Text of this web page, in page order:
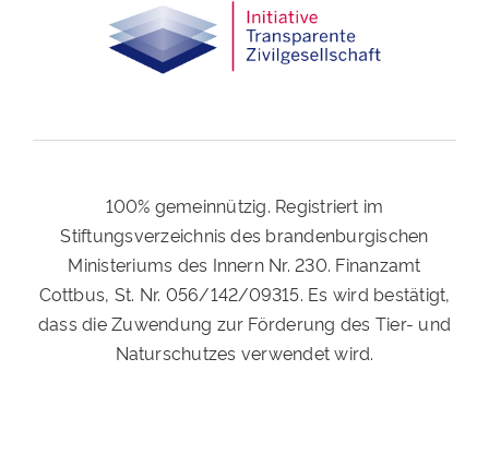
100% gemeinnützig. Registriert im
Stiftungsverzeichnis des brandenburgischen
Ministeriums des Innern Nr. 230. Finanzamt
Cottbus, St. Nr. 056/142/09315. Es wird bestätigt,
dass die Zuwendung zur Förderung des Tier- und
Naturschutzes verwendet wird.